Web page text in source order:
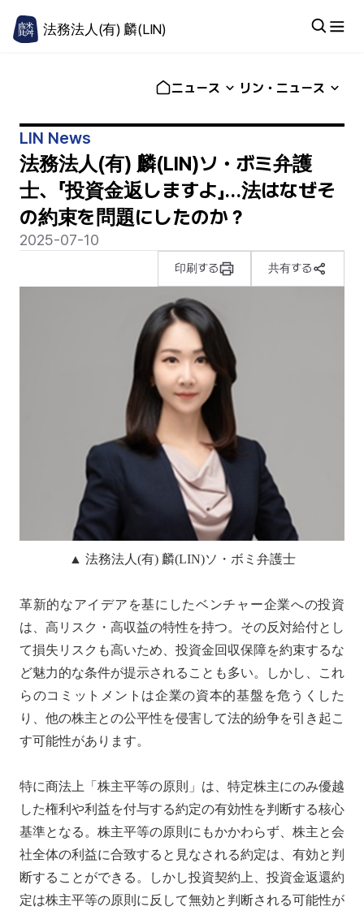
法務法人(有) 麟(LIN)
ニュース リン・ニュース
LIN News
法務法人(有) 麟(LIN)ソ・ボミ弁護
士、「投資金返しますよ」…法はなぜそ
の約束を問題にしたのか？
2025-07-10
印刷する 共有する
▲ 法務法人(有) 麟(LIN)ソ・ボミ弁護士
革新的なアイデアを基にしたベンチャー企業への投資
は、高リスク・高収益の特性を持つ。その反対給付とし
て損失リスクも高いため、投資金回収保障を約束するな
ど魅力的な条件が提示されることも多い。しかし、これ
らのコミットメントは企業の資本的基盤を危うくした
り、他の株主との公平性を侵害して法的紛争を引き起こ
す可能性があります。
特に商法上「株主平等の原則」は、特定株主にのみ優越
した権利や利益を付与する約定の有効性を判断する核心
基準となる。株主平等の原則にもかかわらず、株主と会
社全体の利益に合致すると見なされる約定は、有効と判
断することができる。しかし投資契約上、投資金返還約
定は株主平等の原則に反して無効と判断される可能性が